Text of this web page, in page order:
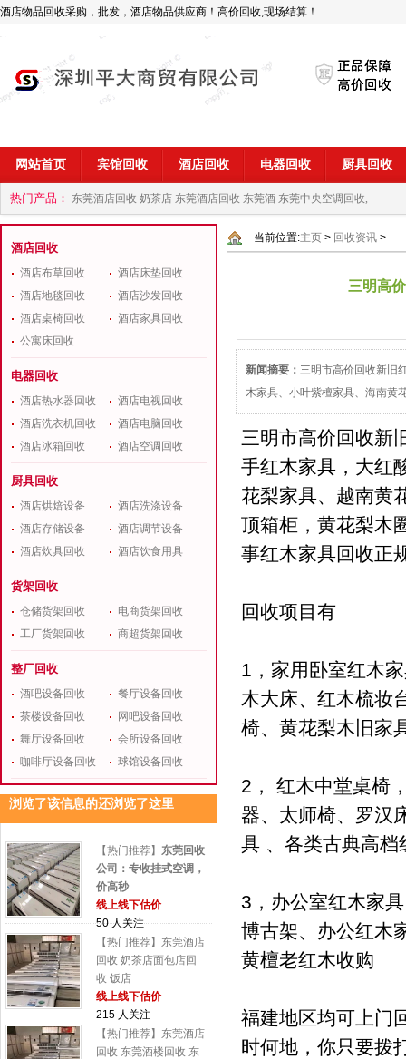
酒店物品回收采购，批发，酒店物品供应商！高价回收,现场结算！
网站首页 宾馆回收 酒店回收 电器回收 厨具回收
热门产品： 东莞酒店回收 奶茶店 东莞酒店回收 东莞酒 东莞中央空调回收,
商 深圳酒店用品回收公司
酒店回收
酒店布草回收
酒店床垫回收
酒店地毯回收
酒店沙发回收
酒店桌椅回收
酒店家具回收
公寓床回收
电器回收
酒店热水器回收
酒店电视回收
酒店洗衣机回收
酒店电脑回收
酒店冰箱回收
酒店空调回收
厨具回收
酒店烘焙设备
酒店洗涤设备
酒店存储设备
酒店调节设备
酒店炊具回收
酒店饮食用具
货架回收
仓储货架回收
电商货架回收
工厂货架回收
商超货架回收
整厂回收
酒吧设备回收
餐厅设备回收
茶楼设备回收
网吧设备回收
舞厅设备回收
会所设备回收
咖啡厅设备回收
球馆设备回收
浏览了该信息的还浏览了这里
【热门推荐】 东莞回收
公司：专收挂式空调，
价高秒
线上线下估价
50 人关注
【热门推荐】东莞酒店
回收 奶茶店面包店回
收 饭店
线上线下估价
215 人关注
【热门推荐】东莞酒店
回收 东莞酒楼回收 东
当前位置:主页 > 回收资讯 >
三明高
新闻摘要： 三明市高价回收新旧
木家具、小叶紫檀家具、海南黄
三明市高价回收新
手红木家具，大红
花梨家具、越南黄
顶箱柜，黄花梨木
事红木家具回收正
回收项目有
1，家用卧室红木
木大床、红木梳妆
椅、黄花梨木旧家
2， 红木中堂桌椅
器、太师椅、罗汉
具 、各类古典高档
3，办公室红木家
博古架、办公红木
黄檀老红木收购
福建地区均可上门
时何地，你只要拨